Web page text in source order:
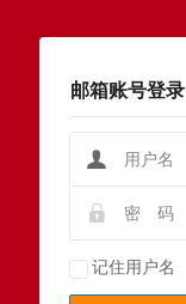
邮箱账号登录
记住用户名